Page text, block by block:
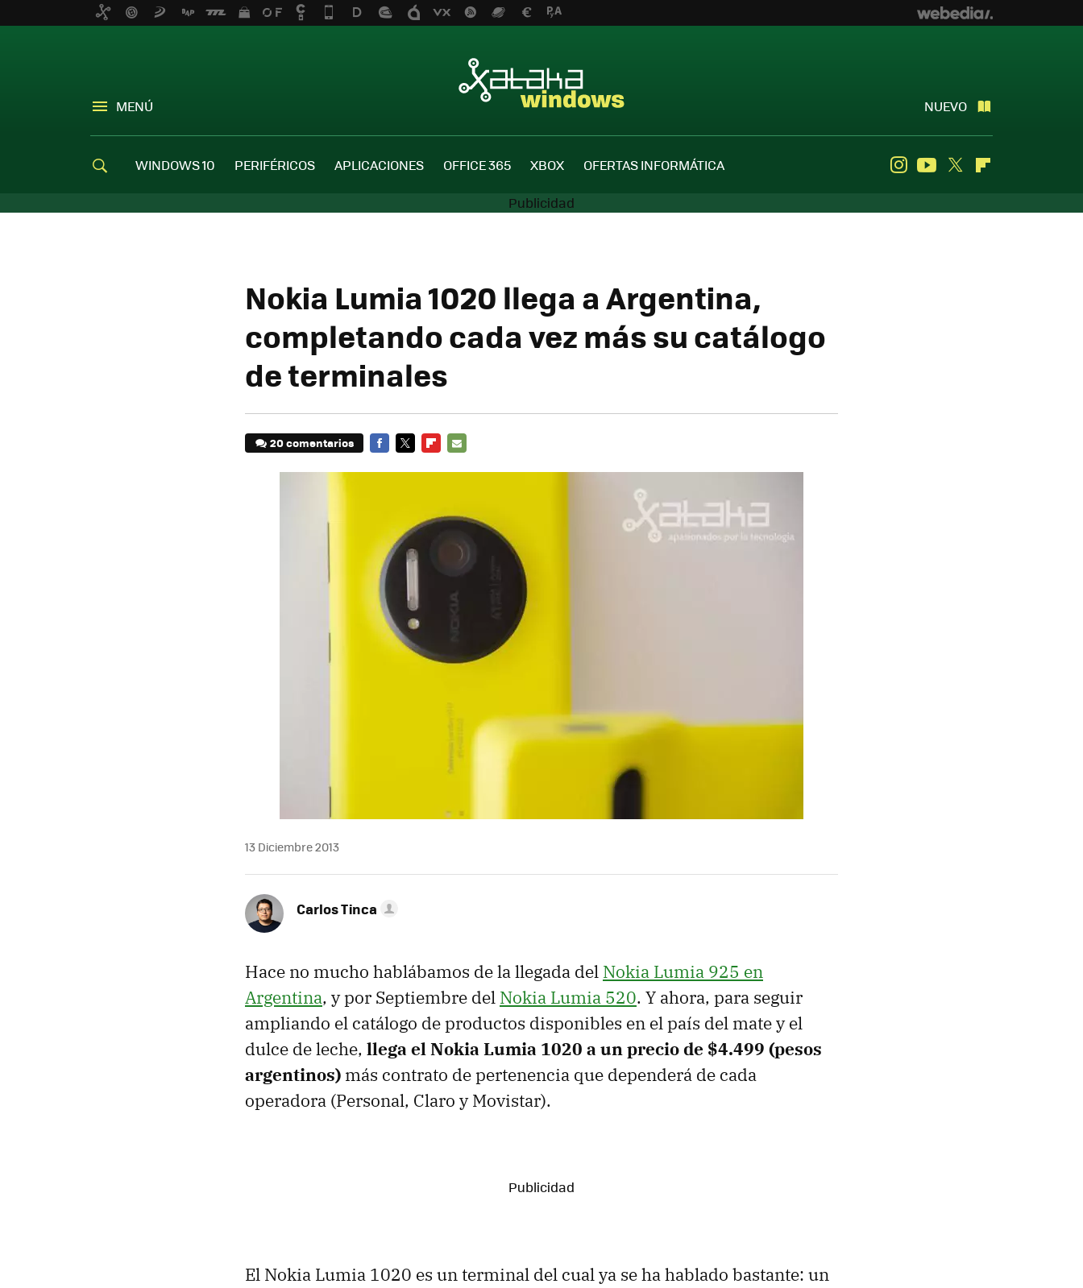
MENÚ NUEVO
WINDOWS 10 PERIFÉRICOS APLICACIONES OFFICE 365 XBOX OFERTAS INFORMÁTICA InstagramYoutube
Twitter
Nokia Lumia 1020 llega a Argentina,
completando cada vez más su catálogo
de terminales
20 comentarios
13 Diciembre 2013
Carlos Tinca
Hace no mucho hablábamos de la llegada del Nokia Lumia 925 en
Argentina, y por Septiembre del Nokia Lumia 520. Y ahora, para seguir
ampliando el catálogo de productos disponibles en el país del mate y el
dulce de leche, llega el Nokia Lumia 1020 a un precio de $4.499 (pesos
argentinos) más contrato de pertenencia que dependerá de cada
operadora (Personal, Claro y Movistar).
El Nokia Lumia 1020 es un terminal del cual ya se ha hablado bastante: un